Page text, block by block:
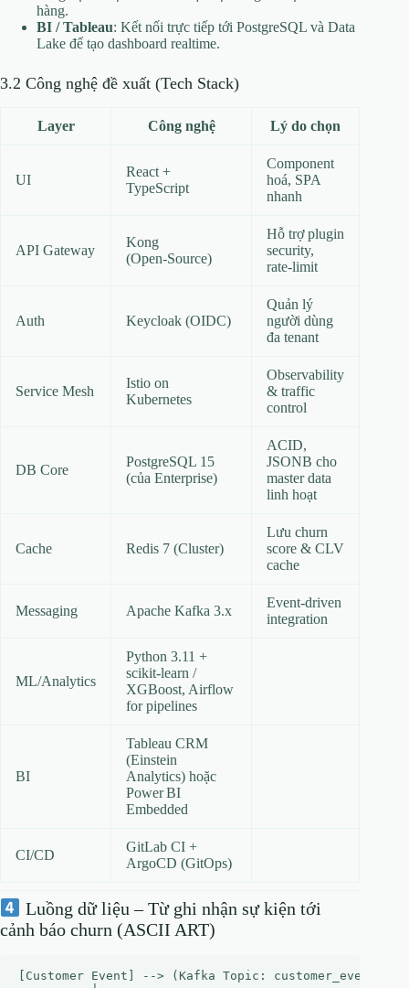
hàng.
BI / Tableau: Kết nối trực tiếp tới PostgreSQL và Data
Lake để tạo dashboard realtime.
3.2 Công nghệ đề xuất (Tech Stack)
Layer Công nghệ Lý do chọn
UI
React +
TypeScript
Component
hoá, SPA
nhanh
API Gateway
Kong
(Open‑Source)
Hỗ trợ plugin
security,
rate‑limit
Auth Keycloak (OIDC)
Quản lý
người dùng
đa tenant
Service Mesh
Istio on
Kubernetes
Observability
& traffic
control
DB Core
PostgreSQL 15
(của Enterprise)
ACID,
JSONB cho
master data
linh hoạt
Cache Redis 7 (Cluster)
Lưu churn
score & CLV
cache
Messaging Apache Kafka 3.x
Event‑driven
integration
ML/Analytics
Python 3.11 +
scikit‑learn /
XGBoost, Airflow
for pipelines
BI
Tableau CRM
(Einstein
Analytics) hoặc
Power BI
Embedded
CI/CD
GitLab CI +
ArgoCD (GitOps)
Luồng dữ liệu – Từ ghi nhận sự kiện tới
cảnh báo churn (ASCII ART)
[Customer Event] --> (Kafka Topic: customer_events)